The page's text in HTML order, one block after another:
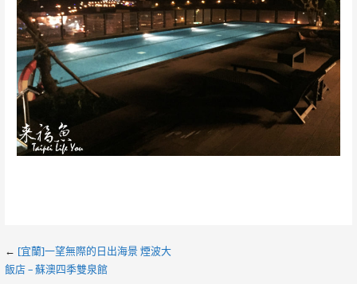
Post
← [宜蘭]一望無際的日出海景 煙波大
飯店 – 蘇澳四季雙泉館